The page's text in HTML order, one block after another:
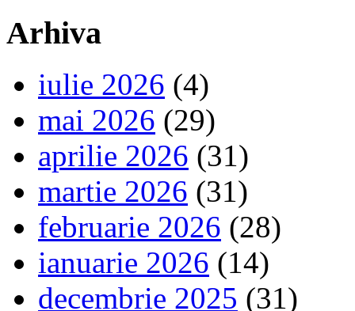
Arhiva
iulie 2026 (4)
mai 2026 (29)
aprilie 2026 (31)
martie 2026 (31)
februarie 2026 (28)
ianuarie 2026 (14)
decembrie 2025 (31)